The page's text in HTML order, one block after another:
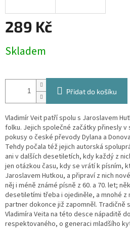
289 Kč
cena:
Skladem
Přidat do košíku
Vladimír Veit patří spolu s Jaroslavem
folku. Jejich společné začátky přinesly v
pokusy o české převody Dylana a
Tehdy počala též jejich autorská
ani v dalších desetiletích, kdy každý z
jen otázkou času, kdy se vrátí k písním,
Jaroslavem Hutkou, a připraví z nich
něj i méně známé písně z 60. a 70. let;
desetiletími třeba i ojediněle, a mnohé z
partner dokonce již zapomněl. Tradičně
Vladimíra Veita na této desce nápaditě
respektovaného, o generaci mladšího